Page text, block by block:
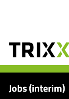
Jobs (interim)